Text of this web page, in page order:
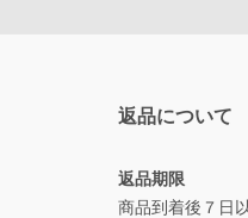
返品について
返品期限
商品到着後７日